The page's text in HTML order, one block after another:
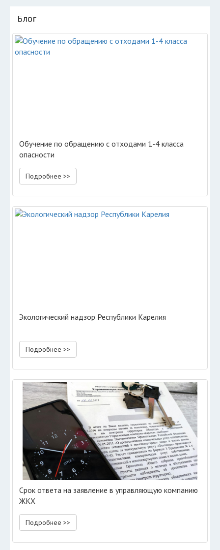
Блог
Обучение по обращению с отходами 1-4 класса
опасности
Подробнее >>
Экологический надзор Республики Карелия
Подробнее >>
Срок ответа на заявление в управляющую компанию
ЖКХ
Подробнее >>